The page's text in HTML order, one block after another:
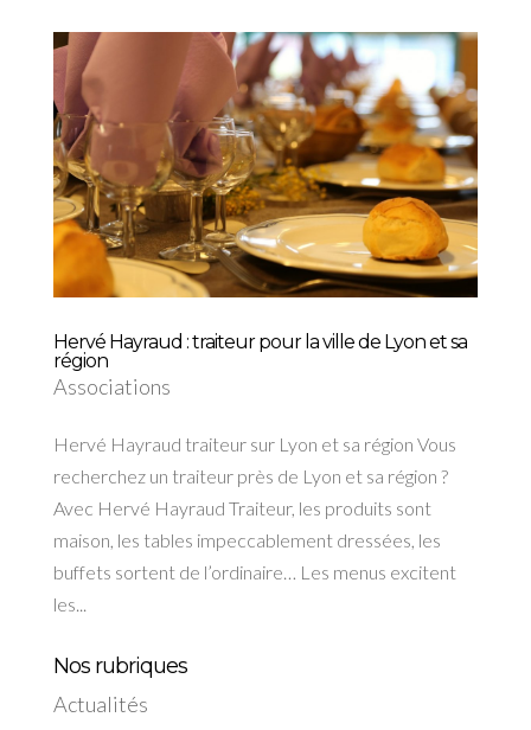
Hervé Hayraud : traiteur pour la ville de Lyon et sa
région
Associations
Hervé Hayraud traiteur sur Lyon et sa région Vous
recherchez un traiteur près de Lyon et sa région ?
Avec Hervé Hayraud Traiteur, les produits sont
maison, les tables impeccablement dressées, les
buffets sortent de l’ordinaire… Les menus excitent
les...
Nos rubriques
Actualités